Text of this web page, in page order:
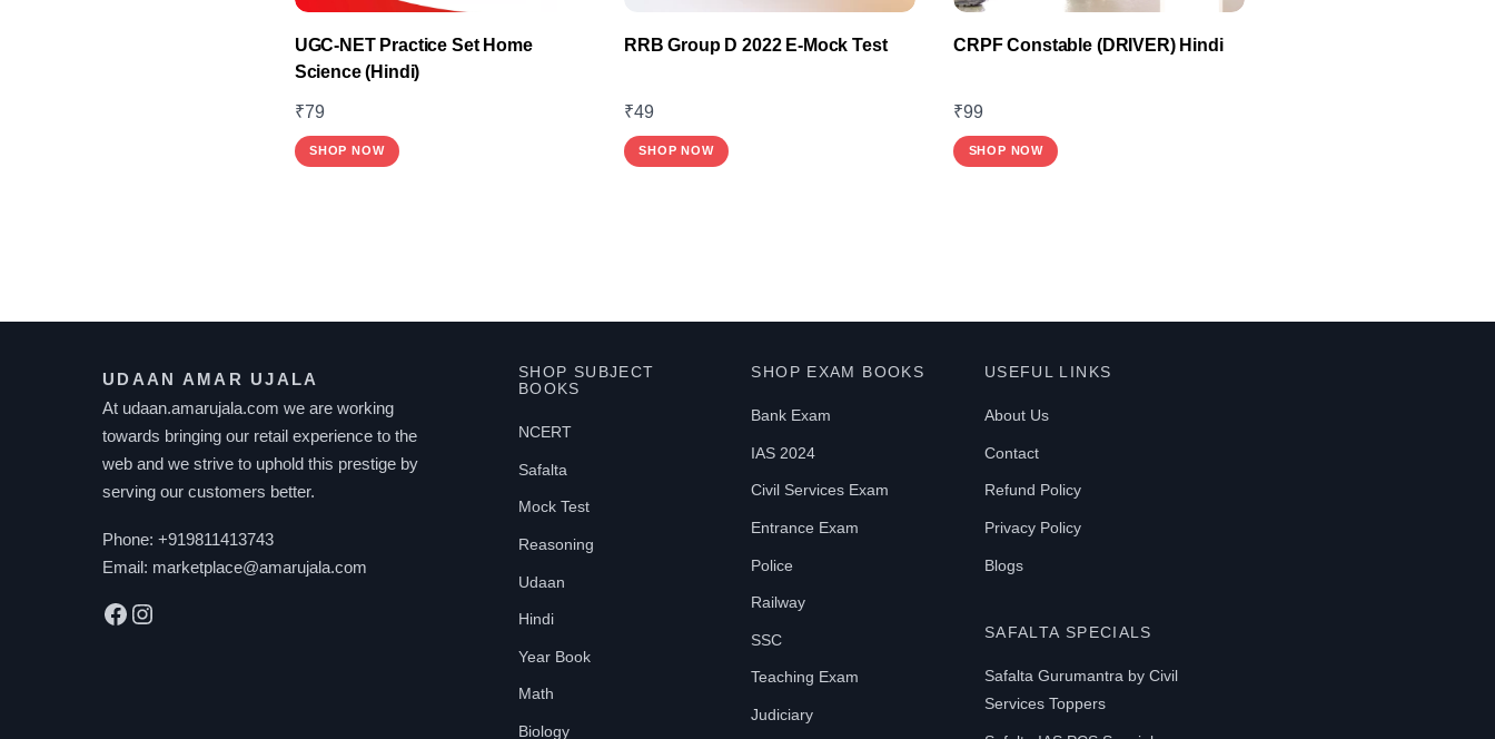
UGC-NET Practice Set Home
Science (Hindi)
₹79
SHOP NOW
RRB Group D 2022 E-Mock Test
₹49
SHOP NOW
CRPF Constable (DRIVER) Hindi
₹99
SHOP NOW
UDAAN AMAR UJALA
At udaan.amarujala.com we are working
towards bringing our retail experience to the
web and we strive to uphold this prestige by
serving our customers better.
Phone: +919811413743
Email: marketplace@amarujala.com
Facebook
Instagram
SHOP SUBJECT
BOOKS
NCERT
Safalta
Mock Test
Reasoning
Udaan
Hindi
Year Book
Math
Biology
SHOP EXAM BOOKS
Bank Exam
IAS 2024
Civil Services Exam
Entrance Exam
Police
Railway
SSC
Teaching Exam
Judiciary
USEFUL LINKS
About Us
Contact
Refund Policy
Privacy Policy
Blogs
SAFALTA SPECIALS
Safalta Gurumantra by Civil
Services Toppers